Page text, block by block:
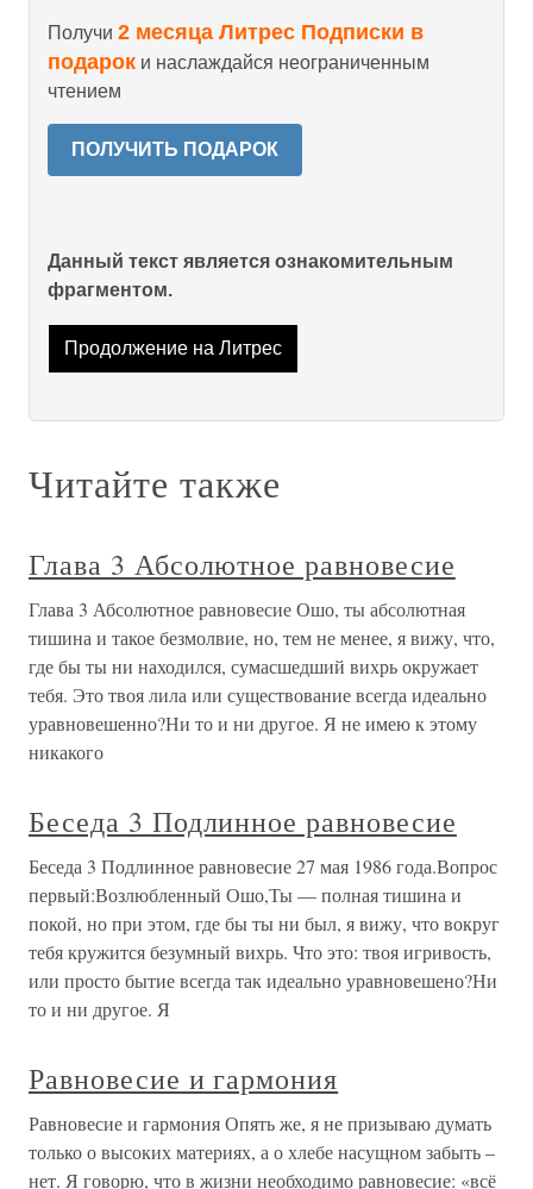
Получи 2 месяца Литрес Подписки в
подарок и наслаждайся неограниченным
чтением
ПОЛУЧИТЬ ПОДАРОК
Данный текст является ознакомительным
фрагментом.
Продолжение на Литрес
Читайте также
Глава 3 Абсолютное равновесие
Глава 3 Абсолютное равновесие Ошо, ты абсолютная
тишина и такое безмолвие, но, тем не менее, я вижу, что,
где бы ты ни находился, сумасшедший вихрь окружает
тебя. Это твоя лила или существование всегда идеально
уравновешенно?Ни то и ни другое. Я не имею к этому
никакого
Беседа 3 Подлинное равновесие
Беседа 3 Подлинное равновесие 27 мая 1986 года.Вопрос
первый:Возлюбленный Ошо,Ты — полная тишина и
покой, но при этом, где бы ты ни был, я вижу, что вокруг
тебя кружится безумный вихрь. Что это: твоя игривость,
или просто бытие всегда так идеально уравновешено?Ни
то и ни другое. Я
Равновесие и гармония
Равновесие и гармония Опять же, я не призываю думать
только о высоких материях, а о хлебе насущном забыть –
нет. Я говорю, что в жизни необходимо равновесие: «всё